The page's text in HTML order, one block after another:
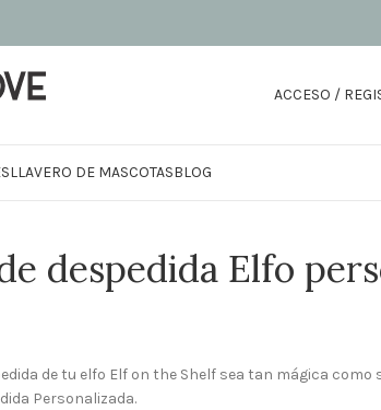
ACCESO /
LLAVERO DE MASCOTASBLOG
despedida Elfo
de tu elfo Elf on the Shelf sea tan mágica
Personalizada.